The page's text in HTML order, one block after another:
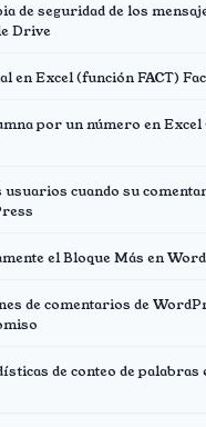
de seguridad de los
Drive
en Excel (función FACT)
por un número en Excel
cuando su
el Bloque Más en
de comentarios de
de conteo de palabras